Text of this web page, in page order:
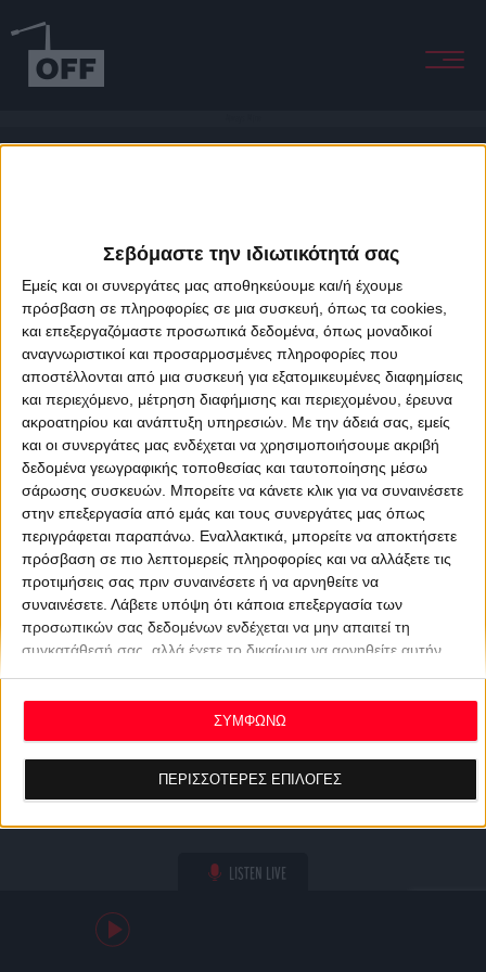
Σεβόμαστε την ιδιωτικότητά σας
Εμείς και οι συνεργάτες μας αποθηκεύουμε και/ή έχουμε
πρόσβαση σε πληροφορίες σε μια συσκευή, όπως τα cookies,
και επεξεργαζόμαστε προσωπικά δεδομένα, όπως μοναδικοί
αναγνωριστικοί και προσαρμοσμένες πληροφορίες που
αποστέλλονται από μια συσκευή για εξατομικευμένες διαφημίσεις
και περιεχόμενο, μέτρηση διαφήμισης και περιεχομένου, έρευνα
ακροατηρίου και ανάπτυξη υπηρεσιών. Με την άδειά σας, εμείς
και οι συνεργάτες μας ενδέχεται να χρησιμοποιήσουμε ακριβή
δεδομένα γεωγραφικής τοποθεσίας και ταυτοποίησης μέσω
σάρωσης συσκευών. Μπορείτε να κάνετε κλικ για να συναινέσετε
στην επεξεργασία από εμάς και τους συνεργάτες μας όπως
περιγράφεται παραπάνω. Εναλλακτικά, μπορείτε να αποκτήσετε
πρόσβαση σε πιο λεπτομερείς πληροφορίες και να αλλάξετε τις
προτιμήσεις σας πριν συναινέσετε ή να αρνηθείτε να
συναινέσετε. Λάβετε υπόψη ότι κάποια επεξεργασία των
προσωπικών σας δεδομένων ενδέχεται να μην απαιτεί τη
συγκατάθεσή σας, αλλά έχετε το δικαίωμα να αρνηθείτε αυτήν
ανακαλέσετε τη συγκατάθεσή σας ανά πάσα στιγμή
επιστρέφοντας σε αυτόν τον ιστότοπο και κάνοντας κλικ στο
κουμπί "Απορρήτου" στο κάτω μέρος της ιστοσελίδας.
ΠΕΡΙΣΣΟΤΕΡΕΣ ΕΠΙΛΟΓΕΣ
ΣΥΜΦΩΝΩ
LISTEN LIVE
About Offradio Business Class Terms & Conditions
Privacy Policy
Designed & developed byporcupine colors&Fotis Alexandrou